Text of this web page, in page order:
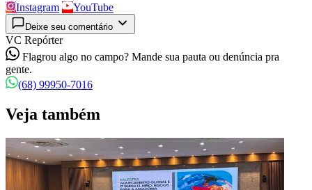
Instagram
YouTube
Deixe seu comentário
VC Repórter
Flagrou algo no campo? Mande sua pauta ou denúncia pra
gente.
(68) 99950-7016
Veja também